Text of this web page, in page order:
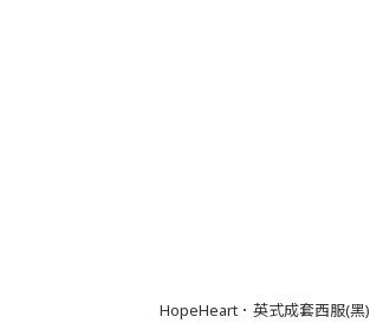
HopeHeart．英式成套西服(黑)